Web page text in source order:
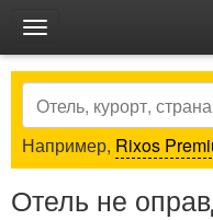
Toggle
navigation
Search
Например, Rixos
Отель не